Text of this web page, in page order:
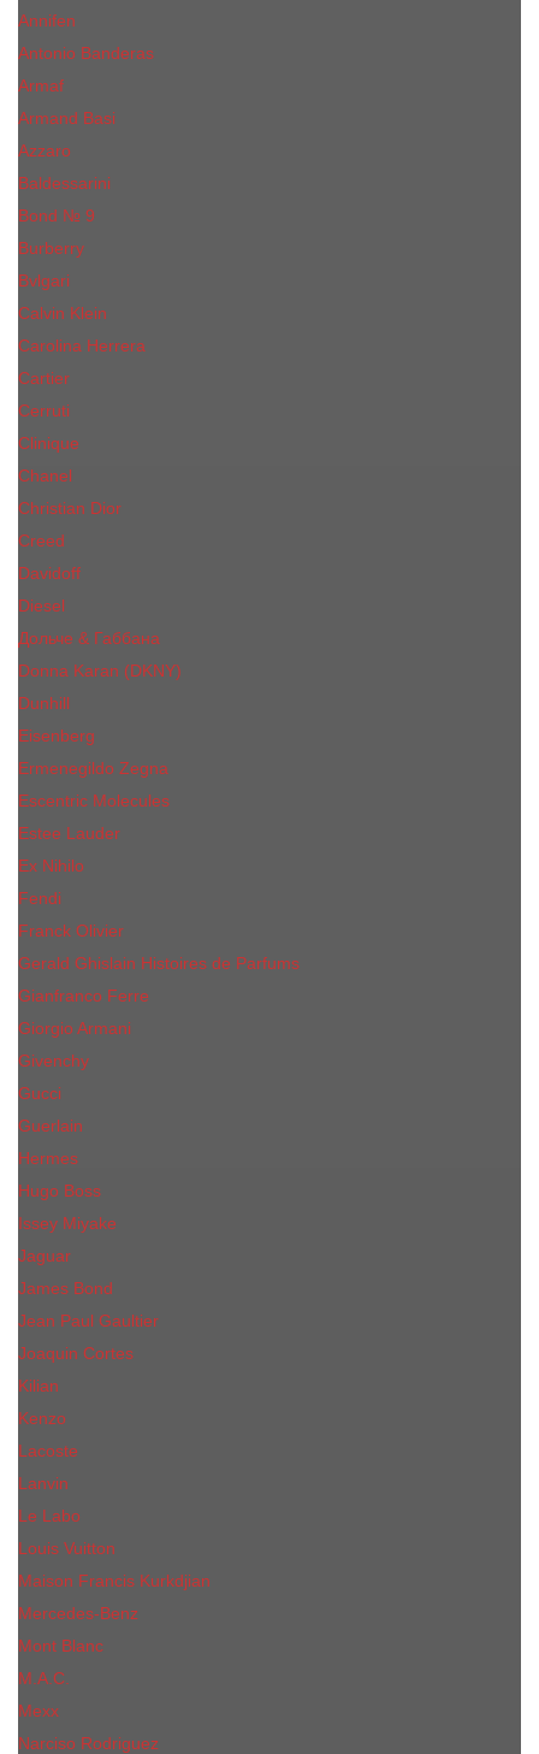
Annifen
Antonio Banderas
Armaf
Armand Basi
Azzaro
Baldessarini
Bond № 9
Burberry
Bvlgari
Calvin Klein
Carolina Herrera
Cartier
Cerruti
Сliniquе
Chanel
Christian Dior
Creed
Davidoff
Diesel
Дольче & Габбана
Donna Karan (DKNY)
Dunhill
Eisenberg
Ermenegildo Zegna
Escentric Molecules
Еsteе Lаudеr
Ex Nihilo
Fendi
Franck Olivier
Gerald Ghislain Histoires de Parfums
Gianfranco Ferre
Giorgio Armani
Givenchy
Gucci
Guerlain
Hermes
Hugo Boss
Issey Miyake
Jaguar
James Bond
Jean Paul Gaultier
Joaquin Сortes
Kilian
Kenzo
Lacoste
Lanvin
Le Labo
Louis Vuitton
Maison Francis Kurkdjian
Mercedes-Benz
Mont Blanc
M.А.C.
Mexx
Narciso Rodriguez